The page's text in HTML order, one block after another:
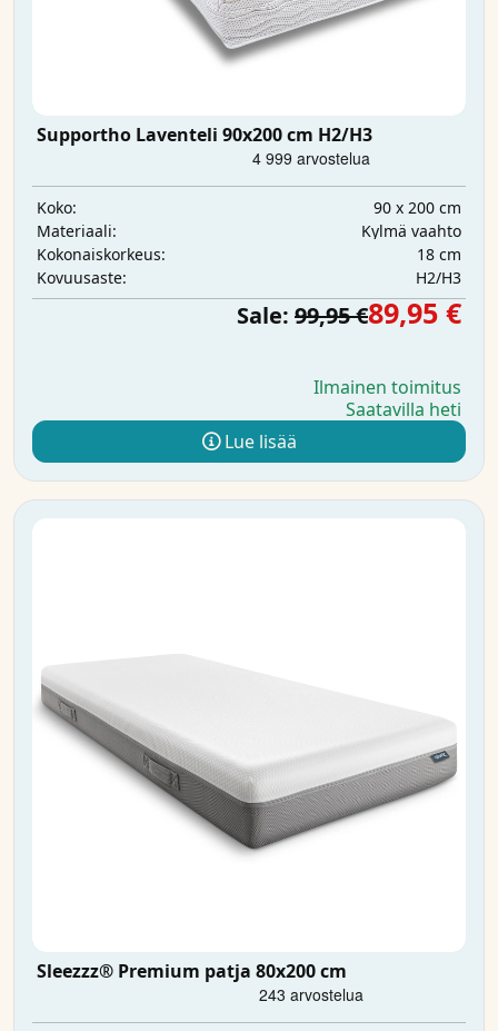
Supportho Laventeli 90x200 cm H2/H3
Koko:
90 x 200 cm
Materiaali:
Kylmä vaahto
Kokonaiskorkeus:
18 cm
Kovuusaste:
H2/H3
Sale: 99,95 €89,95 €
Ilmainen toimitus
Saatavilla heti
Lue lisää
Sleezzz® Premium patja 80x200 cm